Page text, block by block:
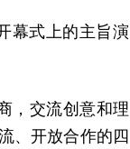
幕式上的主旨演
，交流创意和理
、开放合作的四